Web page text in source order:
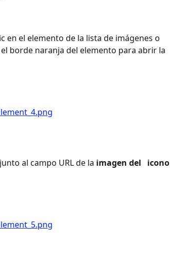
en el elemento de la lista de imágenes o
borde naranja del elemento para abrir la
junto al campo URL de la imagen del
icono